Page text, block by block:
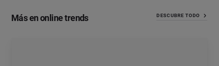
Más en online trends DESCUBRE TODO